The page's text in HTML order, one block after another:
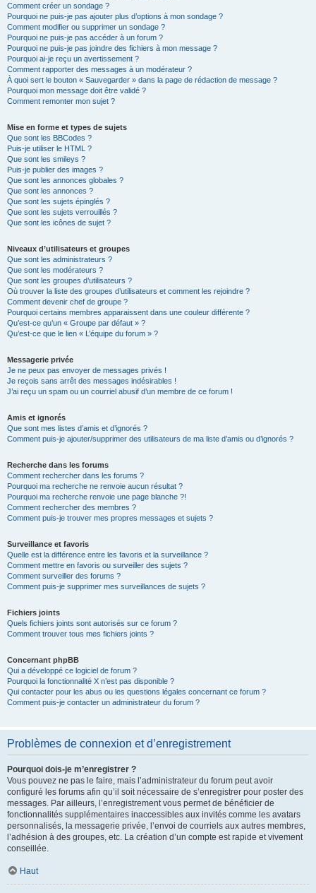
Comment créer un sondage ?
Pourquoi ne puis-je pas ajouter plus d’options à mon sondage ?
Comment modifier ou supprimer un sondage ?
Pourquoi ne puis-je pas accéder à un forum ?
Pourquoi ne puis-je pas joindre des fichiers à mon message ?
Pourquoi ai-je reçu un avertissement ?
Comment rapporter des messages à un modérateur ?
À quoi sert le bouton « Sauvegarder » dans la page de rédaction de message ?
Pourquoi mon message doit être validé ?
Comment remonter mon sujet ?
Mise en forme et types de sujets
Que sont les BBCodes ?
Puis-je utiliser le HTML ?
Que sont les smileys ?
Puis-je publier des images ?
Que sont les annonces globales ?
Que sont les annonces ?
Que sont les sujets épinglés ?
Que sont les sujets verrouillés ?
Que sont les icônes de sujet ?
Niveaux d’utilisateurs et groupes
Que sont les administrateurs ?
Que sont les modérateurs ?
Que sont les groupes d’utilisateurs ?
Où trouver la liste des groupes d’utilisateurs et comment les rejoindre ?
Comment devenir chef de groupe ?
Pourquoi certains membres apparaissent dans une couleur différente ?
Qu’est-ce qu’un « Groupe par défaut » ?
Qu’est-ce que le lien « L’équipe du forum » ?
Messagerie privée
Je ne peux pas envoyer de messages privés !
Je reçois sans arrêt des messages indésirables !
J’ai reçu un spam ou un courriel abusif d’un membre de ce forum !
Amis et ignorés
Que sont mes listes d’amis et d’ignorés ?
Comment puis-je ajouter/supprimer des utilisateurs de ma liste d’amis ou d’ignorés ?
Recherche dans les forums
Comment rechercher dans les forums ?
Pourquoi ma recherche ne renvoie aucun résultat ?
Pourquoi ma recherche renvoie une page blanche ?!
Comment rechercher des membres ?
Comment puis-je trouver mes propres messages et sujets ?
Surveillance et favoris
Quelle est la différence entre les favoris et la surveillance ?
Comment mettre en favoris ou surveiller des sujets ?
Comment surveiller des forums ?
Comment puis-je supprimer mes surveillances de sujets ?
Fichiers joints
Quels fichiers joints sont autorisés sur ce forum ?
Comment trouver tous mes fichiers joints ?
Concernant phpBB
Qui a développé ce logiciel de forum ?
Pourquoi la fonctionnalité X n’est pas disponible ?
Qui contacter pour les abus ou les questions légales concernant ce forum ?
Comment puis-je contacter un administrateur du forum ?
Problèmes de connexion et d’enregistrement
Pourquoi dois-je m’enregistrer ?
Vous pouvez ne pas le faire, mais l’administrateur du forum peut avoir
configuré les forums afin qu’il soit nécessaire de s’enregistrer pour poster des
messages. Par ailleurs, l’enregistrement vous permet de bénéficier de
fonctionnalités supplémentaires inaccessibles aux invités comme les avatars
personnalisés, la messagerie privée, l’envoi de courriels aux autres membres,
l’adhésion à des groupes, etc. La création d’un compte est rapide et vivement
conseillée.
Haut